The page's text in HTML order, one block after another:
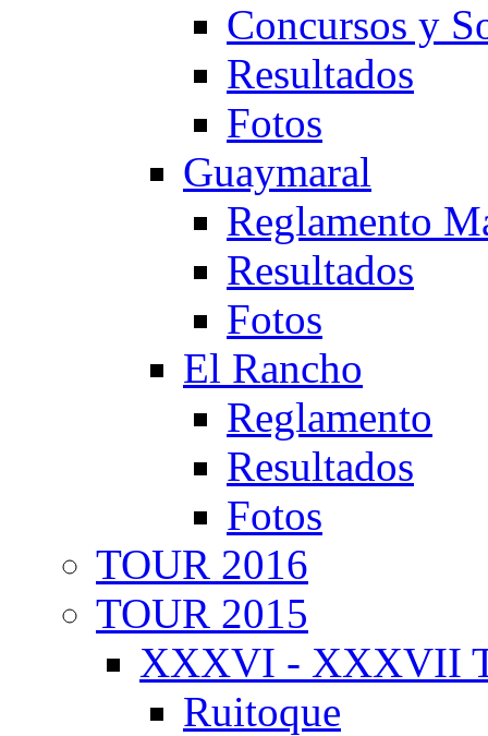
Concursos y
Resultados
Fotos
Guaymaral
Reglamento
Resultados
Fotos
El Rancho
Reglamento
Resultados
Fotos
TOUR 2016
TOUR 2015
XXXVI - XXXVII
Ruitoque